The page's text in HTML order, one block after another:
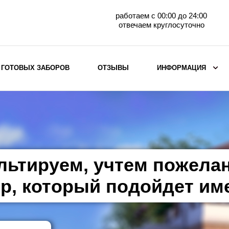
работаем с 00:00 до 24:00
отвечаем круглосуточно
горизонтального
Металлические заборы для дачи
Забор жалюзи с кирпичными столбами
Металлические заборы
Металлические ограждения
ГОТОВЫХ ЗАБОРОВ ОТЗЫВЫ ИНФОРМАЦИЯ
учтем
который подойдет